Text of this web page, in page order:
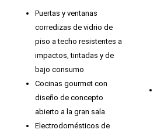
Puertas y ventanas
corredizas de vidrio de
piso a techo resistentes a
impactos, tintadas y de
bajo consumo
Cocinas gourmet con
diseño de concepto
abierto a la gran sala
Electrodomésticos de